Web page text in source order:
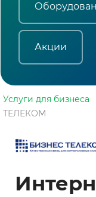
Акции
Услуги для бизнеса
ТЕЛЕКОМ